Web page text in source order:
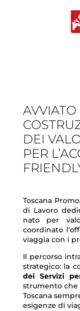
AVVIATO
DEI
PER
Toscana
di Lavoro
nato per
coordinato
viaggia con i
Il percorso
strategico: la
dei Servizi
strumento che
Toscana
esigenze di